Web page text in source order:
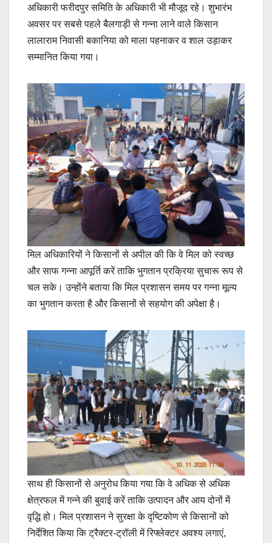
अधिकारी फरीदपुर समिति के अधिकारी भी मौजूद रहे। शुभारंभ
अवसर पर सबसे पहले बैलगाड़ी से गन्ना लाने वाले किसान
लालाराम निवासी बकानिया को माला पहनाकर व शाल उड़ाकर
सम्मानित किया गया।
मिल अधिकारियों ने किसानों से अपील की कि वे मिल को स्वच्छ
और साफ गन्ना आपूर्ति करें ताकि भुगतान प्रक्रिया सुचारू रूप से
चल सके। उन्होंने बताया कि मिल प्रशासन समय पर गन्ना मूल्य
का भुगतान करता है और किसानों से सहयोग की अपेक्षा है।
साथ ही किसानों से अनुरोध किया गया कि वे अधिक से अधिक
क्षेत्रफल में गन्ने की बुवाई करें ताकि उत्पादन और आय दोनों में
वृद्धि हो। मिल प्रशासन ने सुरक्षा के दृष्टिकोण से किसानों को
निर्देशित किया कि ट्रैक्टर-ट्रॉली में रिफ्लेक्टर अवश्य लगाएं,